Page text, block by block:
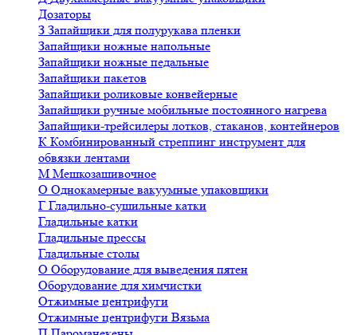
Дозаторы
З Запайщики для полурукава пленки
Запайщики ножные напольные
Запайщики ножные педальные
Запайщики пакетов
Запайщики роликовые конвейерные
Запайщики ручные мобильные постоянного нагрева
Запайщики-трейсилеры лотков, стаканов, контейнеров
К Комбинированный стреппинг инструмент для
обвязки лентами
М Мешкозашивочное
О Однокамерные вакуумные упаковщики
Г Гладильно-сушильные катки
Гладильные катки
Гладильные прессы
Гладильные столы
О Оборудование для выведения пятен
Оборудование для химчистки
Отжимные центрифуги
Отжимные центрифуги Вязьма